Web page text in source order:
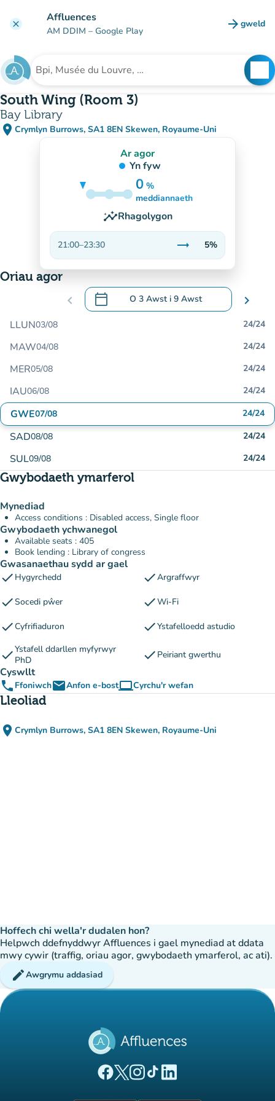
clear Affluences
AM DDIM – Google Play arrow_forward gweld
(tab
Chwilio am sefydliad
South Wing (Room 3)
Bay Library
place Crymlyn Burrows, SA1 8EN Skewen, Royaume-Uni
(agor yn Google Maps)
(tab newydd)
Ar agor
Yn fyw
0%
5%
meddiannaeth
insightsRhagolygon
21:00–23:30 trending_flat
Sefydlog
5%
Oriau agor
chevron_left calendar_today O 3 Awst i 9 Awst
.Agor y calendr i newid dyddiadau chevron_right
LLUN03/08 24/24
MAW04/08 24/24
MER05/08 24/24
IAU06/08 24/24
GWE07/08 24/24
SAD08/08 24/24
SUL09/08 24/24
Gwybodaeth ymarferol
Mynediad
Access conditions : Disabled access, Single floor
Gwybodaeth ychwanegol
Available seats : 405
Book lending : Library of congress
Gwasanaethau sydd ar gael
check Hygyrchedd checkArgraffwyr
checkSocedi pŵer checkWi-Fi
checkCyfrifiaduron checkYstafelloedd astudio
checkYstafell ddarllen myfyrwyr
PhD
check Peiriant gwerthu
Cyswllt
phone FfoniwchemailAnfon e-bostcomputerCyrchu'r wefan
(tab newydd)
Lleoliad
place Crymlyn Burrows, SA1 8EN Skewen, Royaume-Uni
(agor yn Google Maps)
(tab newydd)
Hoffech chi wella'r dudalen hon?
Helpwch ddefnyddwyr Affluences i gael mynediad at ddata
mwy cywir (traffig, oriau agor, gwybodaeth ymarferol, ac ati).
editAwgrymu addasiad
(tab newydd)
(tab newydd)
(tab newydd)
(tab newydd)